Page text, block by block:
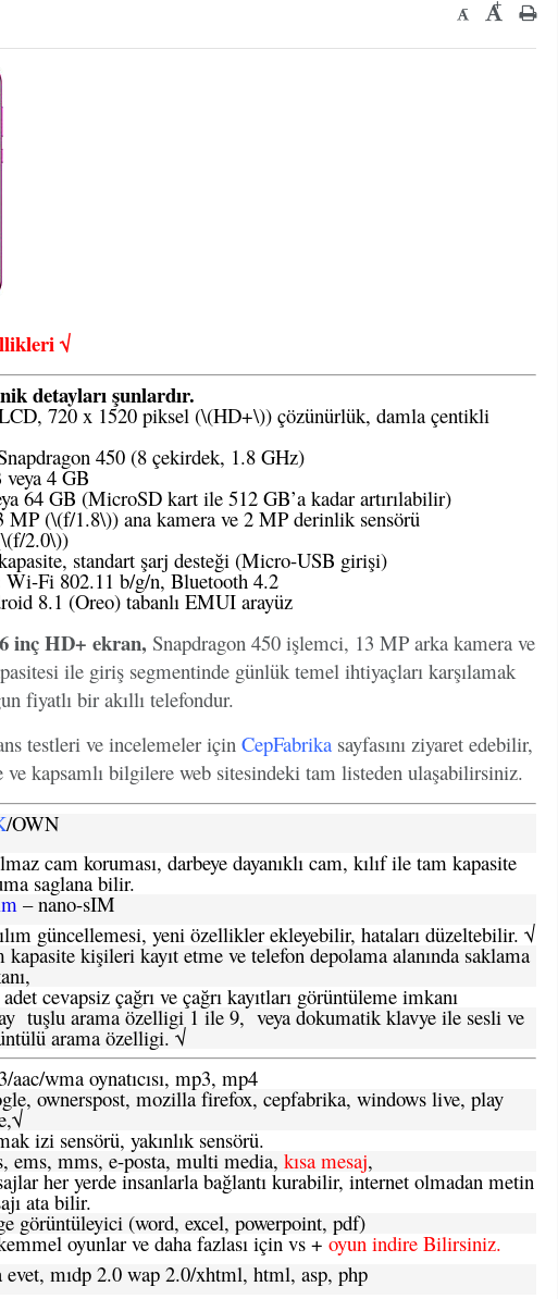
- +
llikleri √
detayları şunlardır.
720 x 1520 piksel (\(HD+\)) çözünürlük, damla çentikli
450 (8 çekirdek, 1.8 GHz)
veya 4 GB
64 GB (MicroSD kart ile 512 GB’a kadar artırılabilir)
MP (\(f/1.8\)) ana kamera ve 2 MP derinlik sensörü
2.0\))
standart şarj desteği (Micro-USB girişi)
Wi-Fi 802.11 b/g/n, Bluetooth 4.2
8.1 (Oreo) tabanlı EMUI arayüz
inç HD+ ekran, Snapdragon 450 işlemci, 13 MP arka kamera ve
ile giriş segmentinde günlük temel ihtiyaçları karşılamak
fiyatlı bir akıllı telefondur.
testleri ve incelemeler içinCepFabrika sayfasını ziyaret edebilir,
kapsamlı bilgilere web sitesindeki tam listeden ulaşabilirsiniz.
/OWN
cam koruması, darbeye dayanıklı cam, kılıf ile tam kapasite
saglana bilir.
– nano-sIM
güncellemesi, yeni özellikler ekleyebilir, hataları düzeltebilir. √
kapasite kişileri kayıt etme ve telefon depolama alanında saklama
cevapsiz çağrı ve çağrı kayıtları görüntüleme imkanı
tuşlu arama özelligi 1 ile 9, veya dokumatik klavye ile sesli ve
arama özelligi. √
aac/wma oynatıcısı, mp3, mp4
ownerspost, mozilla firefox, cepfabrika, windows live, play
izi sensörü, yakınlık sensörü.
ems, mms, e-posta, multi media, kısa mesaj,
her yerde insanlarla bağlantı kurabilir, internet olmadan metin
ata bilir.
görüntüleyici (word, excel, powerpoint, pdf)
oyunlar ve daha fazlası için vs +oyun indire Bilirsiniz.
evet, mıdp 2.0 wap 2.0/xhtml, html, asp, php